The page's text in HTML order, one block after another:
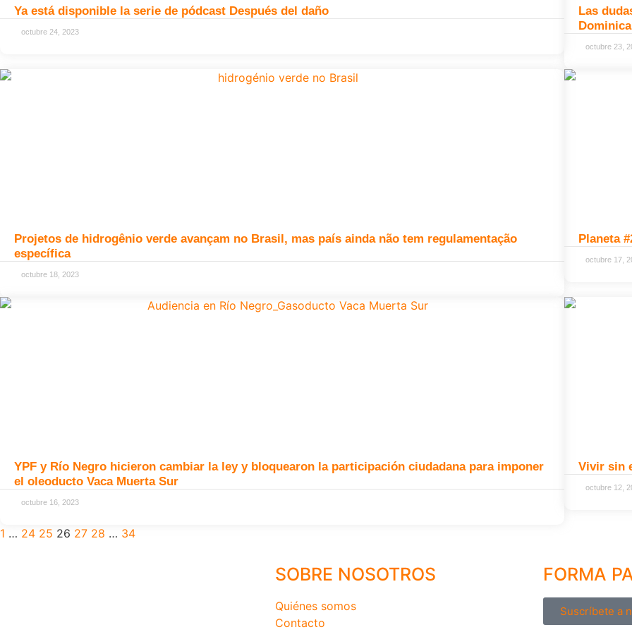
Ya está disponible la serie de pódcast Después del daño
octubre 24, 2023
Las
octubre 23,
Projetos de hidrogênio verde avançam no Brasil, mas país ainda não tem regulamentação
específica
octubre 18, 2023
Planeta
octubre 17,
YPF y Río Negro hicieron cambiar la ley y bloquearon la participación ciudadana para imponer
el oleoducto Vaca Muerta Sur
octubre 16, 2023
Vivir sin
octubre 12,
1 … 24 25 26 27 28 … 34
SOBRE NOSOTROS
Quiénes somos
Contacto
FORMA
Suscríbete a